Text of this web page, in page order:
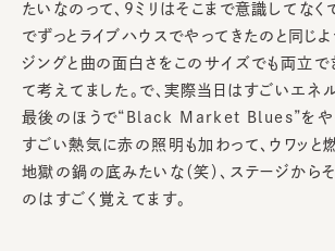
たいなのって、9ミリはそこまで意識してなく
でずっとライブハウスでやってきたのと同じ
ジングと曲の面白さをこのサイズでも両立で
て考えてました。で、実際当日はすごいエネ
最後のほうで“Black Market Blues”をやっ
すごい熱気に赤の照明も加わって、ウワッと
地獄の鍋の底みたいな（笑）、ステージから
のはすごく覚えてます。